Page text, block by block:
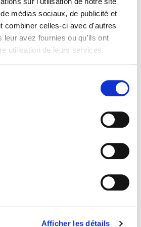
médias sociaux, de publicité et
combiner celles-ci avec d'autres
leur avez fournies ou qu'ils ont
utilisation de leurs services.
Afficher les détails
votre entreprise a-t-elle